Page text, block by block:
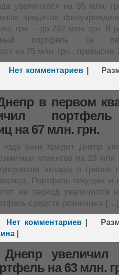
увеличился на 55 млн.
кредитов
грн. – до 292 млн. грн. В
портфель за
на 75 млн. грн.,
Нет комментариев
в первом
портфель
на 67 млн. грн.
года Банк Кредит Днепр
клиентов на 23
вклады в
Портфель текущих и
же период увеличился
средств розничных […]
Нет комментариев
|
увеличил
на 63 млн.